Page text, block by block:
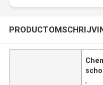
,